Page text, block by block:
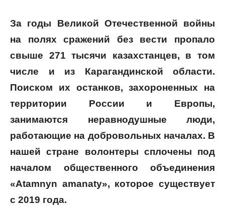
За годы Великой Отечественной войны
на полях сражений без вести пропало
свыше 271 тысячи казахстанцев, в том
числе и из Карагандинской области.
Поиском их останков, захороненных на
территории России и Европы,
занимаются неравнодушные люди,
работающие на добровольных началах. В
нашей стране волонтеры сплочены под
началом общественного объединения
«Atamnyn amanaty», которое существует
с 2019 года.